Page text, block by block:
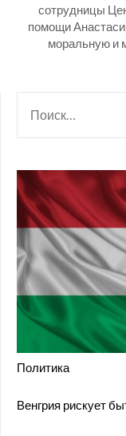
сотрудницы
помощи
моральную и
Политика
Венгрия рискует